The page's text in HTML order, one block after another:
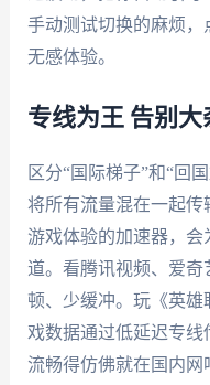
手动测试切换的麻烦，
无感体验。
专线为王 告别大
区分“国际梯子”和“回
将所有流量混在一起传
游戏体验的加速器，
道。看腾讯视频、爱
顿、少缓冲。玩《英
戏数据通过低延迟专线
流畅得仿佛就在国内